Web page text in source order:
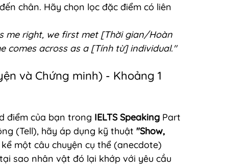
chân. Hãy chọn lọc đặc điểm có liên
me right, we first met [Thời gian/Hoàn
comes across as a [Tính từ] individual."
và Chứng minh) - Khoảng 1
điểm của bạn trong IELTS Speaking Part
(Tell), hãy áp dụng kỹ thuật "Show,
một câu chuyện cụ thể (anecdote)
sao nhân vật đó lại khớp với yêu cầu